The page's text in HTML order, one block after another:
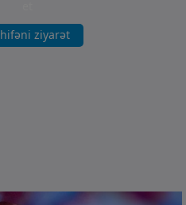
ziyarət